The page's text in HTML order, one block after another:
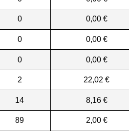
0 0,00 €
0 0,00 €
0 0,00 €
2 22,02 €
14 8,16 €
89 2,00 €